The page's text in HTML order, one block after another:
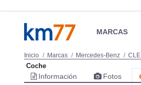
MARCAS
Inicio Marcas Mercedes-Benz CLE
Información Fotos
Coche